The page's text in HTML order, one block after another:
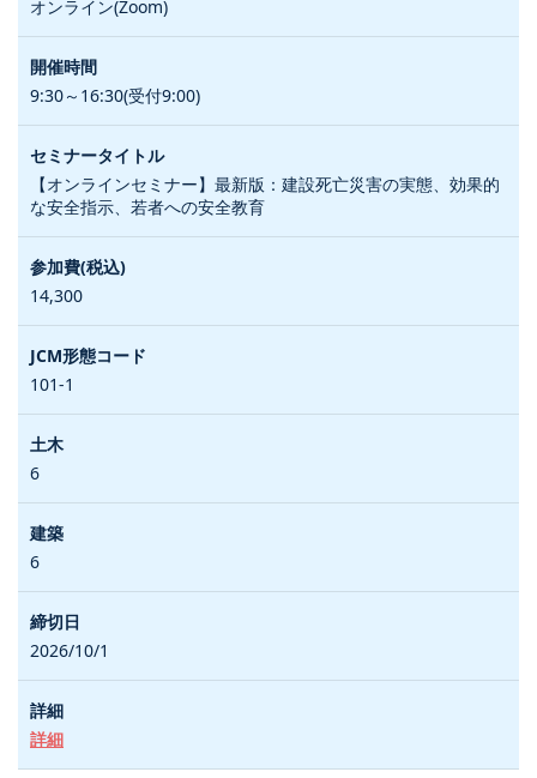
オンライン(Zoom)
9:30～16:30(受付9:00)
【オンラインセミナー】最新版：建設死亡災害の実態、効果的
な安全指示、若者への安全教育
14,300
101-1
6
6
2026/10/1
詳細